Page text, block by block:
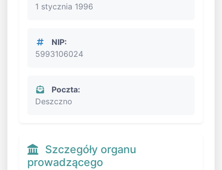
1 stycznia 1996
NIP:
5993106024
Poczta:
Deszczno
Szczegóły organu
prowadzącego